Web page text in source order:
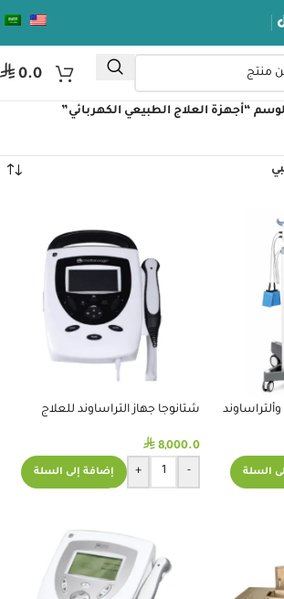
⃁ 0.0
“أجهزة العلاج الطبيعي الكهربائي”
السلة
شتانوجا جهاز التراساوند للعلاج
⃁ 8,000.0
-
+ إضافة إلى السلة